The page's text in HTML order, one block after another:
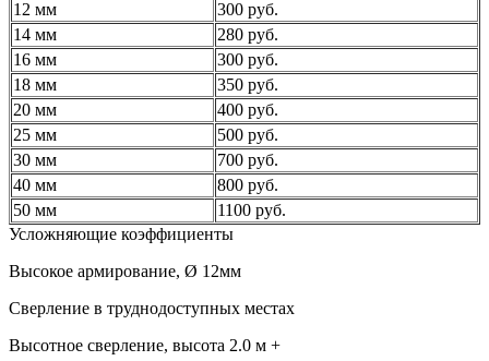
12 мм
300 руб.
14 мм
280 руб.
16 мм
300 руб.
18 мм
350 руб.
20 мм
400 руб.
25 мм
500 руб.
30 мм
700 руб.
40 мм
800 руб.
50 мм
1100 руб.
Усложняющие коэффициенты
Высокое армирование, Ø 12мм
Сверление в труднодоступных местах
Высотное сверление, высота 2.0 м +